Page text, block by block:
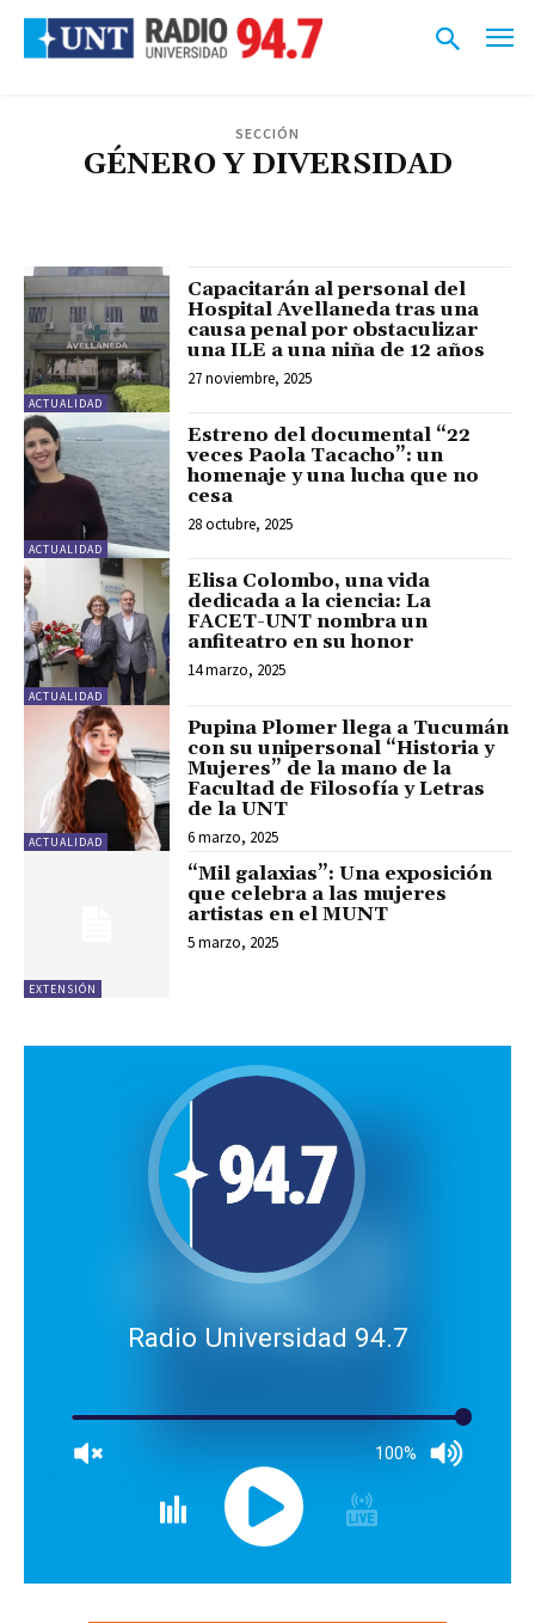
SECCIÓN
GÉNERO Y DIVERSIDAD
ACTUALIDAD
Capacitarán al personal del
Hospital Avellaneda tras una
causa penal por obstaculizar
una ILE a una niña de 12 años
27 noviembre, 2025
ACTUALIDAD
Estreno del documental “22
veces Paola Tacacho”: un
homenaje y una lucha que no
cesa
28 octubre, 2025
ACTUALIDAD
Elisa Colombo, una vida
dedicada a la ciencia: La
FACET-UNT nombra un
anfiteatro en su honor
14 marzo, 2025
ACTUALIDAD
Pupina Plomer llega a Tucumán
con su unipersonal “Historia y
Mujeres” de la mano de la
Facultad de Filosofía y Letras
de la UNT
6 marzo, 2025
EXTENSIÓN
“Mil galaxias”: Una exposición
que celebra a las mujeres
artistas en el MUNT
5 marzo, 2025
Radio Universidad 94.7
100%